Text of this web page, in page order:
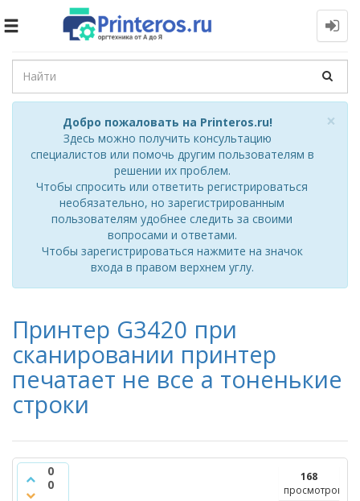
Toggle
×
Добро пожаловать на Printeros.ru!
Здесь можно получить консультацию
специалистов или помочь другим пользователям в
решении их проблем.
Чтобы спросить или ответить регистрироваться
необязательно, но зарегистрированным
пользователям удобнее следить за своими
вопросами и ответами.
Чтобы зарегистрироваться нажмите на значок
входа в правом верхнем углу.
Принтер G3420 при
сканировании принтер
печатает не все а тоненькие
строки
0
0
168
просмотров